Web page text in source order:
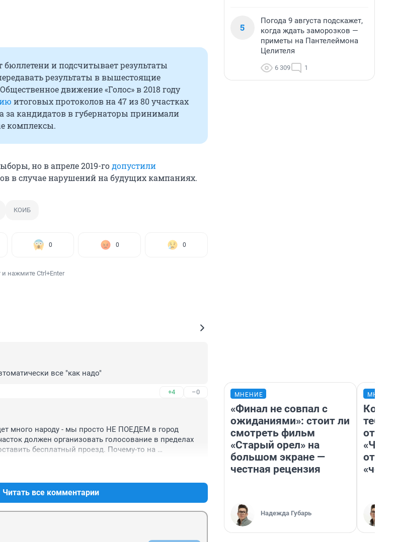
и подсчитывает результаты
результаты в вышестоящие
движение «Голос» в 2018 году
итоговых протоколов на 47 из 80 участках
за кандидатов в губернаторы принимали
комплексы.
но в апреле 2019-годопустили
в случае нарушений на будущих кампаниях.
КОИБ
0 0 0
нажмите Ctrl+Enter
все "как надо"
+4 –0
много народу - мы просто НЕ ПОЕДЕМ в город
должен организовать голосование в пределах
бесплатный проезд. Почему-то на
Читать все комментарии
5
Погода 9 августа подскажет,
когда ждать заморозков —
приметы на Пантелеймона
Целителя
6 309 1
МНЕНИЕ
«Финал не совпал с
ожиданиями»: стоит ли
смотреть фильм
«Старый орел» на
большом экране —
честная рецензия
Надежда Губарь
тебя